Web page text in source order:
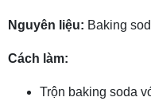
Nguyên liệu: Baking
Cách làm:
Trộn baking soda